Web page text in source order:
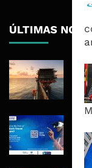
ÚLTIMAS